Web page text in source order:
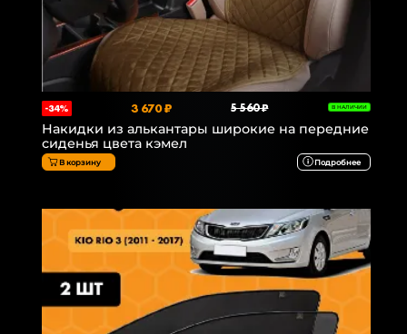
-34% 3 670 ₽ 5 560 ₽ В НАЛИЧИИ
Накидки из алькантары широкие на передние
сиденья цвета кэмел
В корзину Подробнее